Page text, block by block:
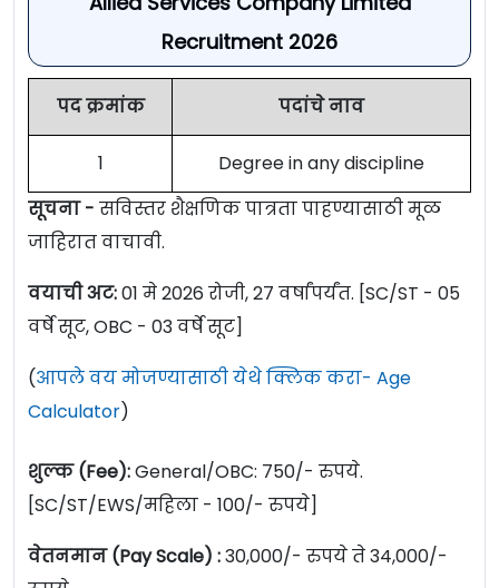
Recruitment 2026
पद क्रमांक पदांचे नाव
1
Degree in any discipline
सूचना - सविस्तर शैक्षणिक पात्रता पाहण्यासाठी मूळ
जाहिरात वाचावी.
वयाची अट:01 मे 2026 रोजी, 27 वर्षांपर्यंत. [SC/ST - 05
वर्षे सूट, OBC - 03 वर्षे सूट]
(आपले वय मोजण्यासाठी येथे क्लिक करा- Age
Calculator)
शुल्क (Fee):General/OBC: 750/- रुपये.
[SC/ST/EWS/महिला - 100/- रुपये]
वेतनमान (Pay Scale) :30,000/- रुपये ते 34,000/-